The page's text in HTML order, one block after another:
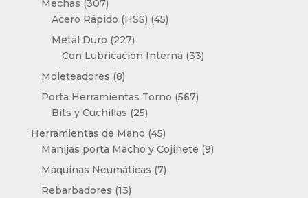
Mechas 307307
productos
Acero Rápido (HSS) 4545
Metal Duro 227227
productos
Con Lubricación Interna 3333
Moleteadores 88
productos
Porta Herramientas Torno 567567
Bits y Cuchillas 2525
productos
Herramientas de Mano 4545
productos
Manijas porta Macho y Cojinete 99
Máquinas Neumáticas 77
Rebarbadores 1313